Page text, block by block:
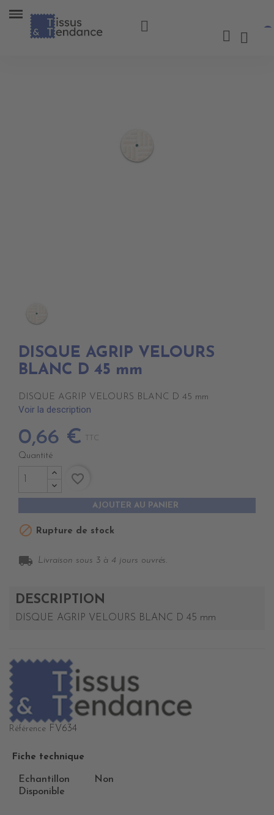
DISQUE AGRIP VELOURS
BLANC D 45 mm
DISQUE AGRIP VELOURS BLANC D 45 mm
Voir la description
0,66 € TTC
Quantité
AJOUTER AU PANIER
favorite_border
 Rupture de stock
local_shipping Livraison sous 3 à 4 jours ouvrés.
DESCRIPTION
DISQUE AGRIP VELOURS BLANC D 45 mm
Référence FV634
Fiche technique
Echantillon
Disponible
Non